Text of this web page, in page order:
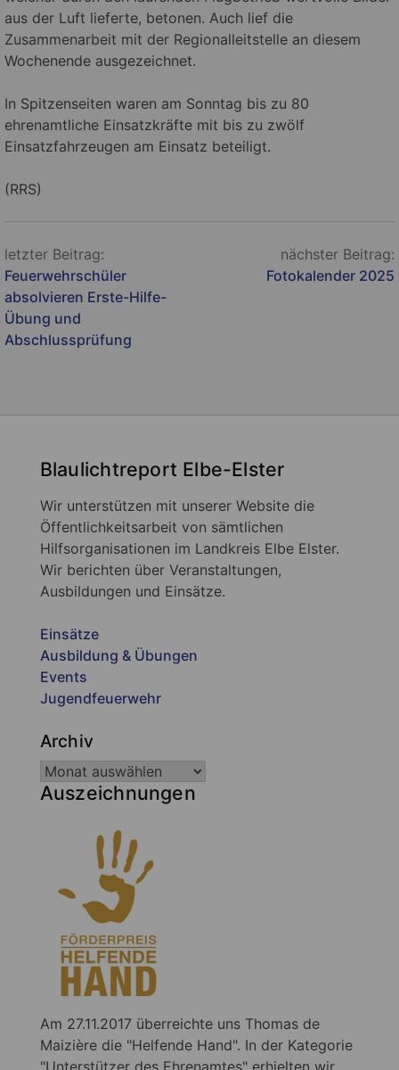
aus der Luft lieferte, betonen. Auch lief die
Zusammenarbeit mit der Regionalleitstelle an diesem
Wochenende ausgezeichnet.
In Spitzenseiten waren am Sonntag bis zu 80
ehrenamtliche Einsatzkräfte mit bis zu zwölf
Einsatzfahrzeugen am Einsatz beteiligt.
(RRS)
Beitragsnavigation
letzter Beitrag:
Feuerwehrschüler
absolvieren Erste-Hilfe-
Übung und
Abschlussprüfung
nächster Beitrag:
Fotokalender 2025
Blaulichtreport Elbe-Elster
Wir unterstützen mit unserer Website die
Öffentlichkeitsarbeit von sämtlichen
Hilfsorganisationen im Landkreis Elbe Elster.
Wir berichten über Veranstaltungen,
Ausbildungen und Einsätze.
Einsätze
Ausbildung & Übungen
Events
Jugendfeuerwehr
Archiv
Auszeichnungen
Am 27.11.2017 überreichte uns Thomas de
Maizière die "Helfende Hand". In der Kategorie
"Unterstützer des Ehrenamtes" erhielten wir